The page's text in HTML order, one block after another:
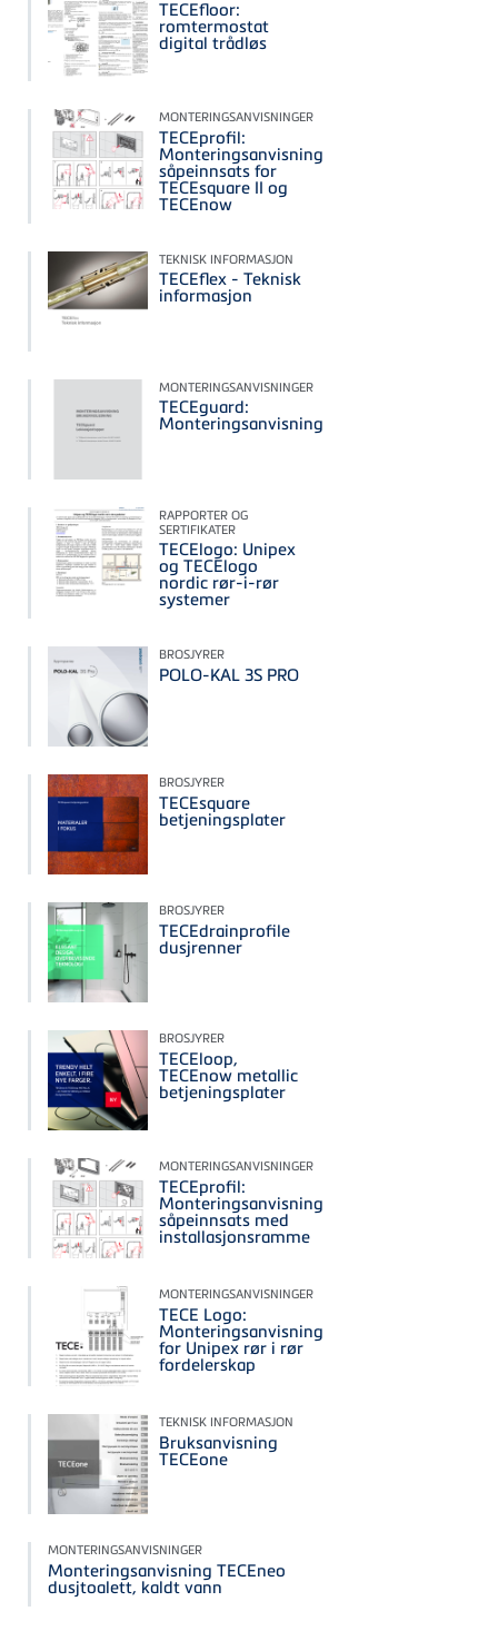
TECEfloor:
romtermostat
digital trådløs
MONTERINGSANVISNINGER
TECEprofil:
Monteringsanvisning
såpeinnsats for
TECEsquare II og
TECEnow
TEKNISK INFORMASJON
TECEflex - Teknisk
informasjon
MONTERINGSANVISNINGER
TECEguard:
Monteringsanvisning
RAPPORTER OG
SERTIFIKATER
TECElogo: Unipex
og TECElogo
nordic rør-i-rør
systemer
BROSJYRER
POLO-KAL 3S PRO
BROSJYRER
TECEsquare
betjeningsplater
BROSJYRER
TECEdrainprofile
dusjrenner
BROSJYRER
TECEloop,
TECEnow metallic
betjeningsplater
MONTERINGSANVISNINGER
TECEprofil:
Monteringsanvisning
såpeinnsats med
installasjonsramme
MONTERINGSANVISNINGER
TECE Logo:
Monteringsanvisning
for Unipex rør i rør
fordelerskap
TEKNISK INFORMASJON
Bruksanvisning
TECEone
MONTERINGSANVISNINGER
Monteringsanvisning TECEneo
dusjtoalett, kaldt vann